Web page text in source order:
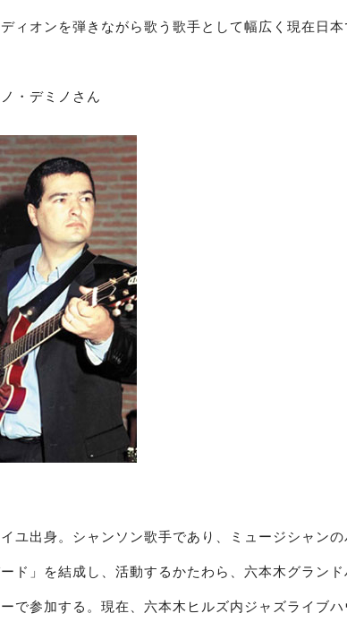
ィオンを弾きながら歌う歌手として幅広く現在日本
・デミノさん
ユ出身。シャンソン歌手であり、ミュージシャン
ド」を結成し、活動するかたわら、六本木グラン
で参加する。現在、六本木ヒルズ内ジャズライブハ